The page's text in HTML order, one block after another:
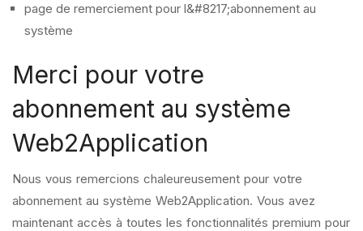
page de remerciement pour l&#8217;abonnement au
système
Merci pour votre
abonnement au système
Web2Application
Nous vous remercions chaleureusement pour votre
abonnement au système Web2Application. Vous avez
maintenant accès à toutes les fonctionnalités premium pour